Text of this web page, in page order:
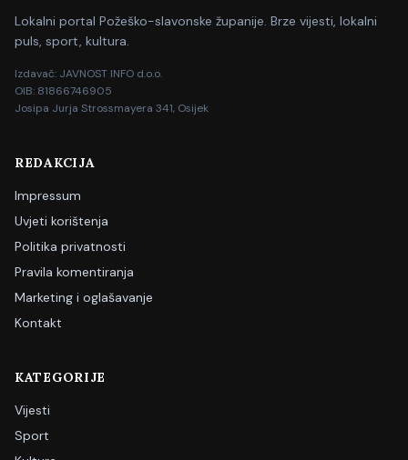
Lokalni portal Požeško-slavonske županije. Brze vijesti, lokalni
puls, sport, kultura.
Izdavač: JAVNOST INFO d.o.o.
OIB: 81866746905
Josipa Jurja Strossmayera 341, Osijek
REDAKCIJA
Impressum
Uvjeti korištenja
Politika privatnosti
Pravila komentiranja
Marketing i oglašavanje
Kontakt
KATEGORIJE
Vijesti
Sport